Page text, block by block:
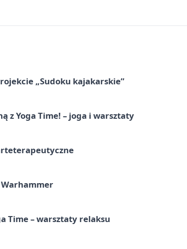
„Sudoku kajakarskie”
z Yoga Time! – joga i warsztaty
Time – warsztaty relaksu